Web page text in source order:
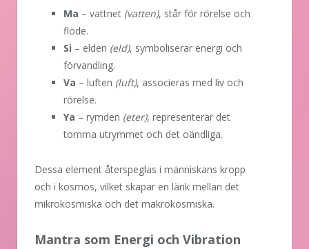
Ma – vattnet (vatten), står för rörelse och
flöde.
Si – elden (eld), symboliserar energi och
förvandling.
Va – luften (luft), associeras med liv och
rörelse.
Ya – rymden (eter), representerar det
tomma utrymmet och det oändliga.
Dessa element återspeglas i människans kropp
och i kosmos, vilket skapar en länk mellan det
mikrokosmiska och det makrokosmiska.
Mantra som Energi och Vibration